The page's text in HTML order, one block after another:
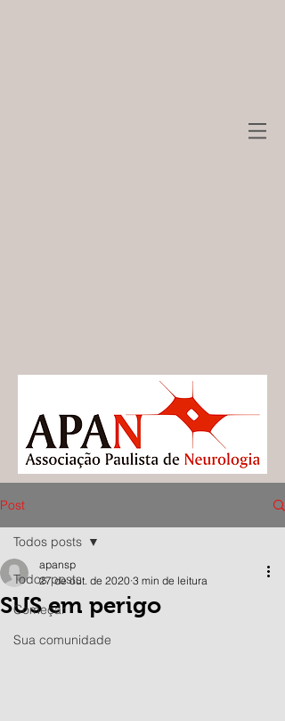
Post
Todos posts
Começar
Sua comunidade
Todos posts
SUS em perigo
apansp
27 de out. de 2020 3 min de leitura